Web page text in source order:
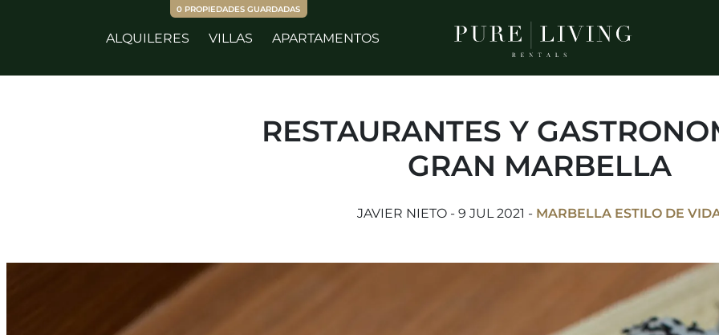
ALQUILERES VILLAS APARTAMENTOS
0 PROPIEDADES GUARDADAS
RESTAURANTES Y
GRAN MARBELLA
JAVIER NIETO - 9 JUL 2021 - MARBELLA ESTILO DE